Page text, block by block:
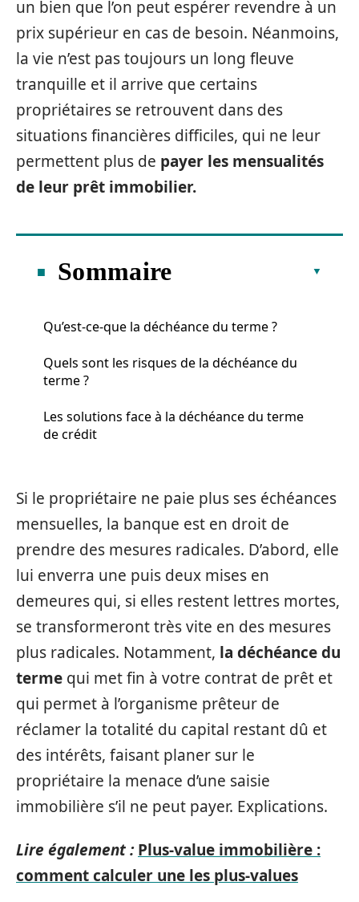
un bien que l’on peut espérer revendre à un
prix supérieur en cas de besoin. Néanmoins,
la vie n’est pas toujours un long fleuve
tranquille et il arrive que certains
propriétaires se retrouvent dans des
situations financières difficiles, qui ne leur
permettent plus de payer les mensualités
de leur prêt immobilier.
Sommaire
Qu’est-ce-que la déchéance du terme ?
Quels sont les risques de la déchéance du
terme ?
Les solutions face à la déchéance du terme
de crédit
Si le propriétaire ne paie plus ses échéances
mensuelles, la banque est en droit de
prendre des mesures radicales. D’abord, elle
lui enverra une puis deux mises en
demeures qui, si elles restent lettres mortes,
se transformeront très vite en des mesures
plus radicales. Notamment, la déchéance du
terme qui met fin à votre contrat de prêt et
qui permet à l’organisme prêteur de
réclamer la totalité du capital restant dû et
des intérêts, faisant planer sur le
propriétaire la menace d’une saisie
immobilière s’il ne peut payer. Explications.
Lire également : Plus-value immobilière :
comment calculer une les plus-values